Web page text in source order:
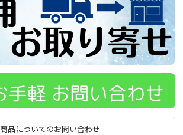
商品についてのお問い合わせ